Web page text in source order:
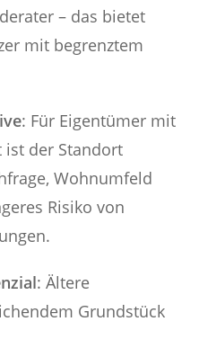
– das bietet
mit begrenztem
: Für Eigentümer mit
ist der Standort
Wohnumfeld
Risiko von
: Ältere
Grundstück